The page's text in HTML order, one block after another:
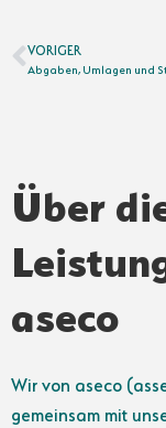
VORIGER
Über
aseco
Wir von aseco
gemeinsam mit